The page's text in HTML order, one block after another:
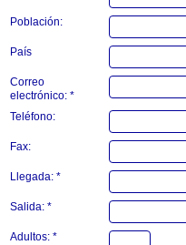
Población:
País
Correo
electrónico: *
Teléfono:
Fax:
Llegada: *
Salida: *
Adultos: *